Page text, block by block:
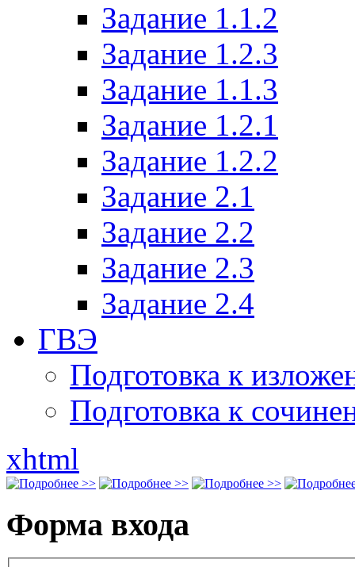
Задание 1.1.2
Задание 1.2.3
Задание 1.1.3
Задание 1.2.1
Задание 1.2.2
Задание 2.1
Задание 2.2
Задание 2.3
Задание 2.4
ГВЭ
Подготовка к
Подготовка к
xhtml
Форма входа